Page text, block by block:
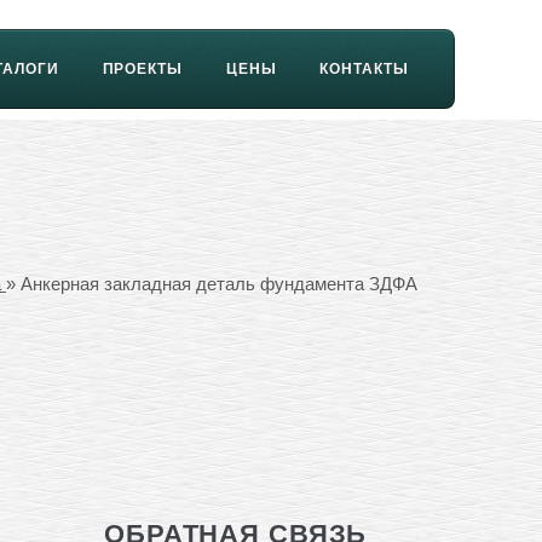
ПРОЕКТЫ ЦЕНЫ КОНТАКТЫ
» Анкерная закладная деталь фундамента ЗДФА
ОБРАТНАЯ СВЯЗЬ